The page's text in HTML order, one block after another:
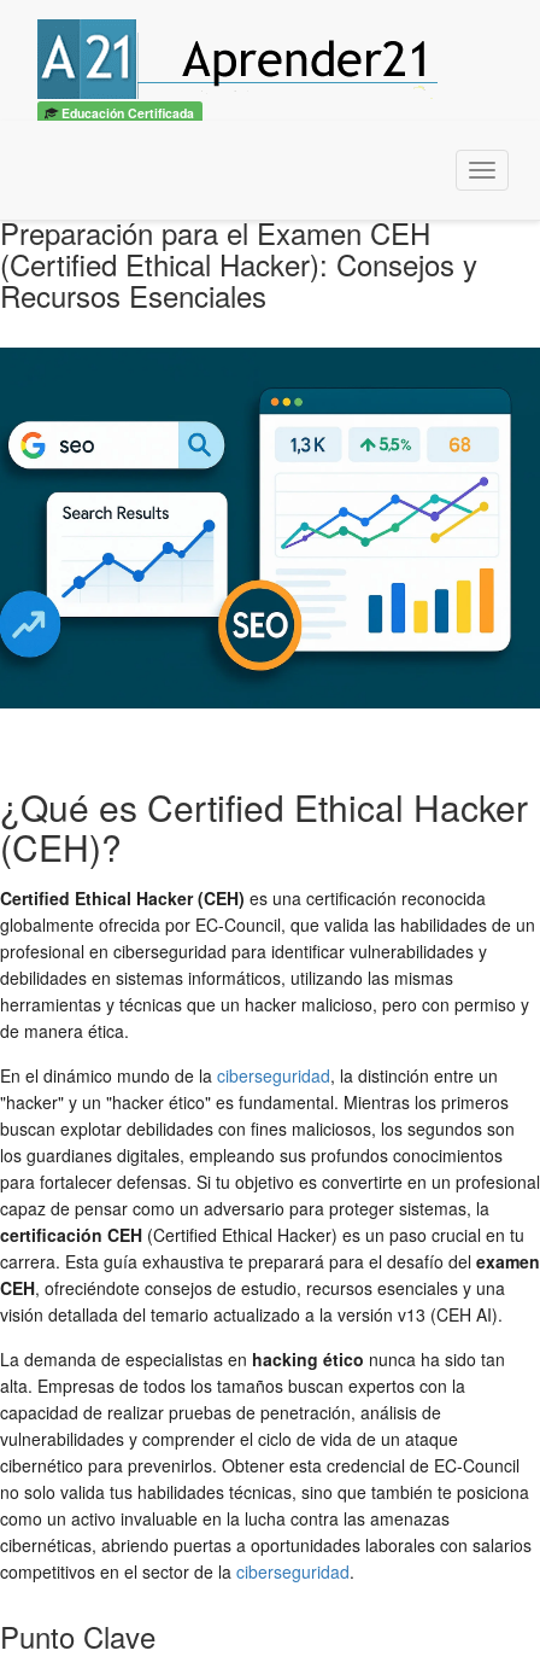
Educación Certificada
Menu
Preparación para el Examen CEH
(Certified Ethical Hacker): Consejos y
Recursos Esenciales
¿Qué es Certified Ethical Hacker
(CEH)?
Certified Ethical Hacker (CEH) es una certificación reconocida
globalmente ofrecida por EC-Council, que valida las habilidades de un
profesional en ciberseguridad para identificar vulnerabilidades y
debilidades en sistemas informáticos, utilizando las mismas
herramientas y técnicas que un hacker malicioso, pero con permiso y
de manera ética.
En el dinámico mundo de la ciberseguridad, la distinción entre un
"hacker" y un "hacker ético" es fundamental. Mientras los primeros
buscan explotar debilidades con fines maliciosos, los segundos son
los guardianes digitales, empleando sus profundos conocimientos
para fortalecer defensas. Si tu objetivo es convertirte en un profesional
capaz de pensar como un adversario para proteger sistemas, la
certificación CEH (Certified Ethical Hacker) es un paso crucial en tu
carrera. Esta guía exhaustiva te preparará para el desafío del examen
CEH, ofreciéndote consejos de estudio, recursos esenciales y una
visión detallada del temario actualizado a la versión v13 (CEH AI).
La demanda de especialistas en hacking ético nunca ha sido tan
alta. Empresas de todos los tamaños buscan expertos con la
capacidad de realizar pruebas de penetración, análisis de
vulnerabilidades y comprender el ciclo de vida de un ataque
cibernético para prevenirlos. Obtener esta credencial de EC-Council
no solo valida tus habilidades técnicas, sino que también te posiciona
como un activo invaluable en la lucha contra las amenazas
cibernéticas, abriendo puertas a oportunidades laborales con salarios
competitivos en el sector de la ciberseguridad.
Punto Clave